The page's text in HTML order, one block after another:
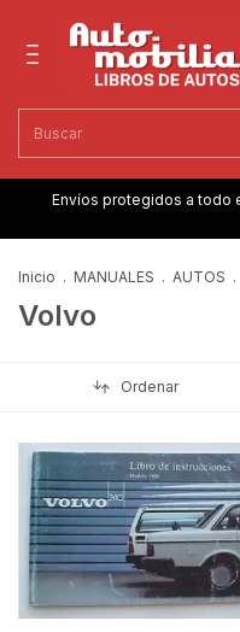
Envíos protegidos a todo
Inicio . MANUALES . AUTOS .
Volvo
Ordenar